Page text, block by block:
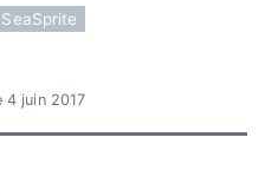
4 juin 2017